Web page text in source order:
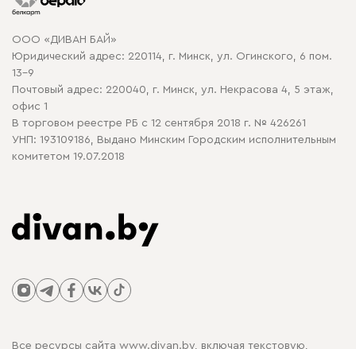
Карта сайта
Политика конфиденциальности
Политика в отношении обработки cookie
ООО «ДИВАН БАЙ»
Юридический адрес: 220114, г. Минск, ул. Огинского, 6 пом.
13-9
Почтовый адрес: 220040, г. Минск, ул. Некрасова 4, 5 этаж,
офис 1
В торговом реестре РБ с 12 сентября 2018 г. № 426261
УНП: 193109186, Выдано Минским Городским исполнительным
комитетом 19.07.2018
Все ресурсы сайта www.divan.by, включая текстовую,